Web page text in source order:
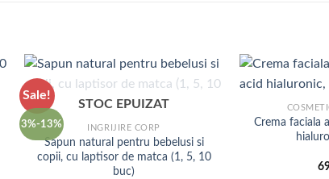
Sale!
3%-13%
STOC EPUIZAT
INGRIJIRE CORP
Sapun natural pentru bebelusi si
copii, cu laptisor de matca (1, 5, 10
buc)
Crema faciala